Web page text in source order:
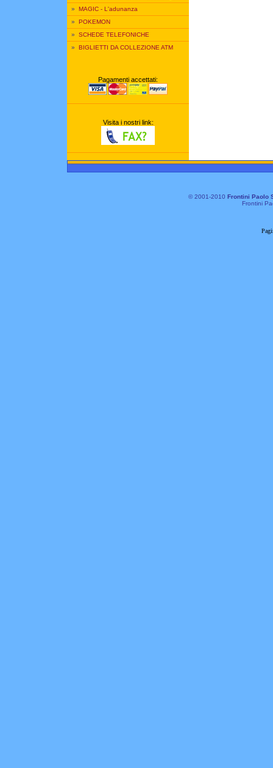
» MAGIC - L'adunanza
» POKEMON
» SCHEDE TELEFONICHE
» BIGLIETTI DA COLLEZIONE ATM
Pagamenti accettati:
Visita i nostri link:
© 2001-2010 Frontini Paolo
Frontini